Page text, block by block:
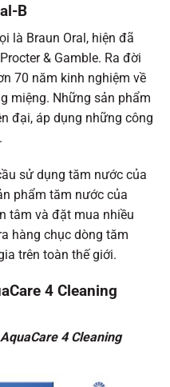
B
là Braun Oral, hiện đã
& Gamble. Ra đời
70 năm kinh nghiệm về
miệng. Những sản phẩm
đại, áp dụng những công
sử dụng tăm nước của
phẩm tăm nước của
tâm và đặt mua nhiều
hàng chục dòng tăm
trên toàn thế giới.
4 Cleaning
4 Cleaning